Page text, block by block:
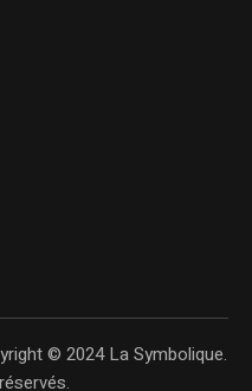
© 2024 La Symbolique.